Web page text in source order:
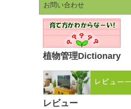
お問い合わせ
植物管理Dictionary
レビュー